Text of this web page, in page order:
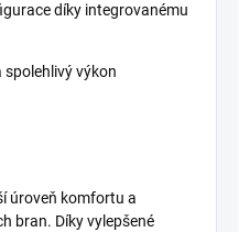
díky integrovanému
spolehlivý výkon
úroveň komfortu a
bran. Díky vylepšené